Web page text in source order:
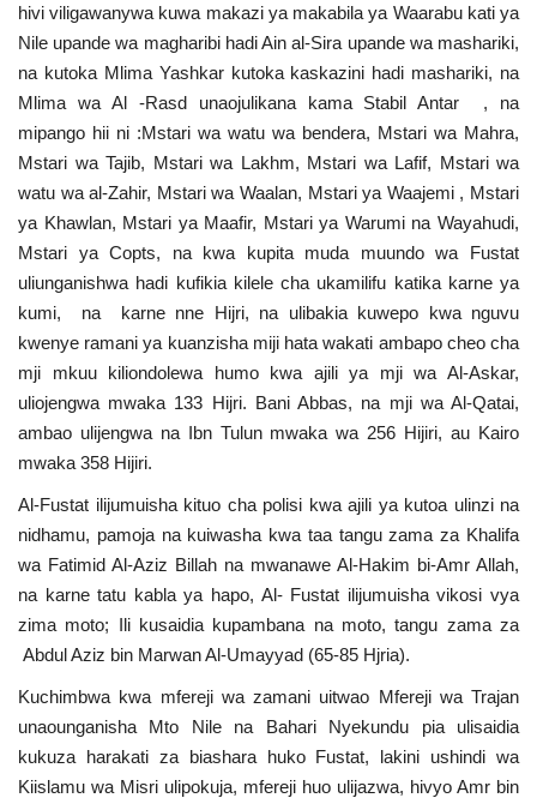
hivi viligawanywa kuwa makazi ya makabila ya Waarabu kati ya
Nile upande wa magharibi hadi Ain al-Sira upande wa mashariki,
na kutoka Mlima Yashkar kutoka kaskazini hadi mashariki, na
Mlima wa Al -Rasd unaojulikana kama Stabil Antar , na
mipango hii ni :Mstari wa watu wa bendera, Mstari wa Mahra,
Mstari wa Tajib, Mstari wa Lakhm, Mstari wa Lafif, Mstari wa
watu wa al-Zahir, Mstari wa Waalan, Mstari ya Waajemi , Mstari
ya Khawlan, Mstari ya Maafir, Mstari ya Warumi na Wayahudi,
Mstari ya Copts, na kwa kupita muda muundo wa Fustat
uliunganishwa hadi kufikia kilele cha ukamilifu katika karne ya
kumi, na karne nne Hijri, na ulibakia kuwepo kwa nguvu
kwenye ramani ya kuanzisha miji hata wakati ambapo cheo cha
mji mkuu kiliondolewa humo kwa ajili ya mji wa Al-Askar,
uliojengwa mwaka 133 Hijri. Bani Abbas, na mji wa Al-Qatai,
ambao ulijengwa na Ibn Tulun mwaka wa 256 Hijiri, au Kairo
mwaka 358 Hijiri.
Al-Fustat ilijumuisha kituo cha polisi kwa ajili ya kutoa ulinzi na
nidhamu, pamoja na kuiwasha kwa taa tangu zama za Khalifa
wa Fatimid Al-Aziz Billah na mwanawe Al-Hakim bi-Amr Allah,
na karne tatu kabla ya hapo, Al- Fustat ilijumuisha vikosi vya
zima moto; Ili kusaidia kupambana na moto, tangu zama za
Abdul Aziz bin Marwan Al-Umayyad (65-85 Hjria).
Kuchimbwa kwa mfereji wa zamani uitwao Mfereji wa Trajan
unaounganisha Mto Nile na Bahari Nyekundu pia ulisaidia
kukuza harakati za biashara huko Fustat, lakini ushindi wa
Kiislamu wa Misri ulipokuja, mfereji huo ulijazwa, hivyo Amr bin